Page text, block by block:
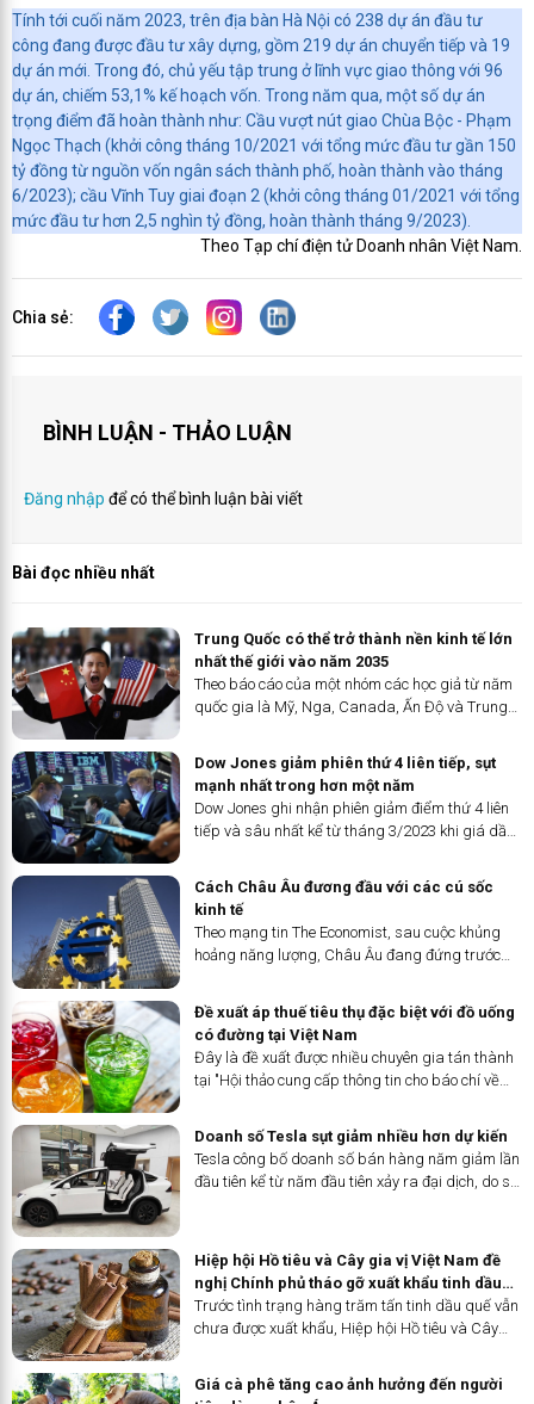
Tính tới cuối năm 2023, trên địa bàn Hà Nội có 238 dự án đầu tư
công đang được đầu tư xây dựng, gồm 219 dự án chuyển tiếp và 19
dự án mới. Trong đó, chủ yếu tập trung ở lĩnh vực giao thông với 96
dự án, chiếm 53,1% kế hoạch vốn. Trong năm qua, một số dự án
trọng điểm đã hoàn thành như: Cầu vượt nút giao Chùa Bộc - Phạm
Ngọc Thạch (khởi công tháng 10/2021 với tổng mức đầu tư gần 150
tỷ đồng từ nguồn vốn ngân sách thành phố, hoàn thành vào tháng
6/2023); cầu Vĩnh Tuy giai đoạn 2 (khởi công tháng 01/2021 với tổng
mức đầu tư hơn 2,5 nghìn tỷ đồng, hoàn thành tháng 9/2023).
Theo Tạp chí điện tử Doanh nhân Việt Nam.
Chia sẻ:
BÌNH LUẬN - THẢO LUẬN
Đăng nhập để có thể bình luận bài viết
Bài đọc nhiều nhất
Trung Quốc có thể trở thành nền kinh tế lớn
nhất thế giới vào năm 2035 ​
Theo báo cáo của một nhóm các học giả từ năm
quốc gia là Mỹ, Nga, Canada, Ấn Độ và Trung
qua, GDP của Trung Quốc ước tính vượt Mỹ vào
năm 2035.
Dow Jones giảm phiên thứ 4 liên tiếp, sụt
mạnh nhất trong hơn một năm
Dow Jones ghi nhận phiên giảm điểm thứ 4 liên
tiếp và sâu nhất kể từ tháng 3/2023 khi giá dầu
giảm lãi suất.
Cách Châu Âu đương đầu với các cú sốc
kinh tế
Theo mạng tin The Economist, sau cuộc khủng
hoảng năng lượng, Châu Âu đang đứng trước
áp thuế quan từ Mỹ.
Đề xuất áp thuế tiêu thụ đặc biệt với đồ uống
có đường tại Việt Nam
Đây là đề xuất được nhiều chuyên gia tán thành
tại "Hội thảo cung cấp thông tin cho báo chí về
và vai trò của chính sách thuế trong kiểm soát
tiêu dùng" được tổ chức sáng nay (5/4) tại Hà
Nội.
Doanh số Tesla sụt giảm nhiều hơn dự kiến
Tesla công bố doanh số bán hàng năm giảm lần
đầu tiên kể từ năm đầu tiên xảy ra đại dịch, do sự
giảm nhu cầu.
Hiệp hội Hồ tiêu và Cây gia vị Việt Nam đề
nghị Chính phủ tháo gỡ xuất khẩu tinh dầu
quế
Trước tình trạng hàng trăm tấn tinh dầu quế vẫn
chưa được xuất khẩu, Hiệp hội Hồ tiêu và Cây
71/CV-VPSA ngày 2/4/2024 gửi Văn phòng
Chính phủ đề nghị tháo gỡ cho...
Giá cà phê tăng cao ảnh hưởng đến người